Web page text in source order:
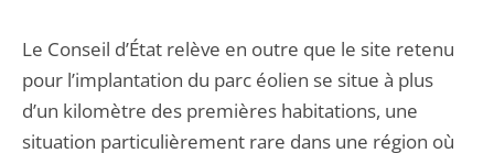
Le Conseil d’État relève en outre que le site retenu
pour l’implantation du parc éolien se situe à plus
d’un kilomètre des premières habitations, une
situation particulièrement rare dans une région où